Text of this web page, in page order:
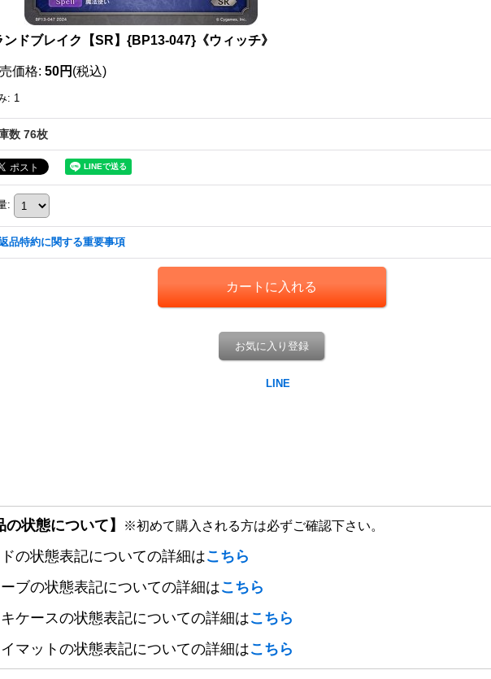
ンドブレイク【SR】{BP13-047}《ウィッチ》
価格: 50円 (税込)
: 1
数 76枚
:
品特約に関する重要事項
お気に入り登録
の状態について】 ※初めて購入される方は必ずご確認下さい。
の状態表記についての詳細はこちら
ブの状態表記についての詳細はこちら
ケースの状態表記についての詳細はこちら
マットの状態表記についての詳細はこちら